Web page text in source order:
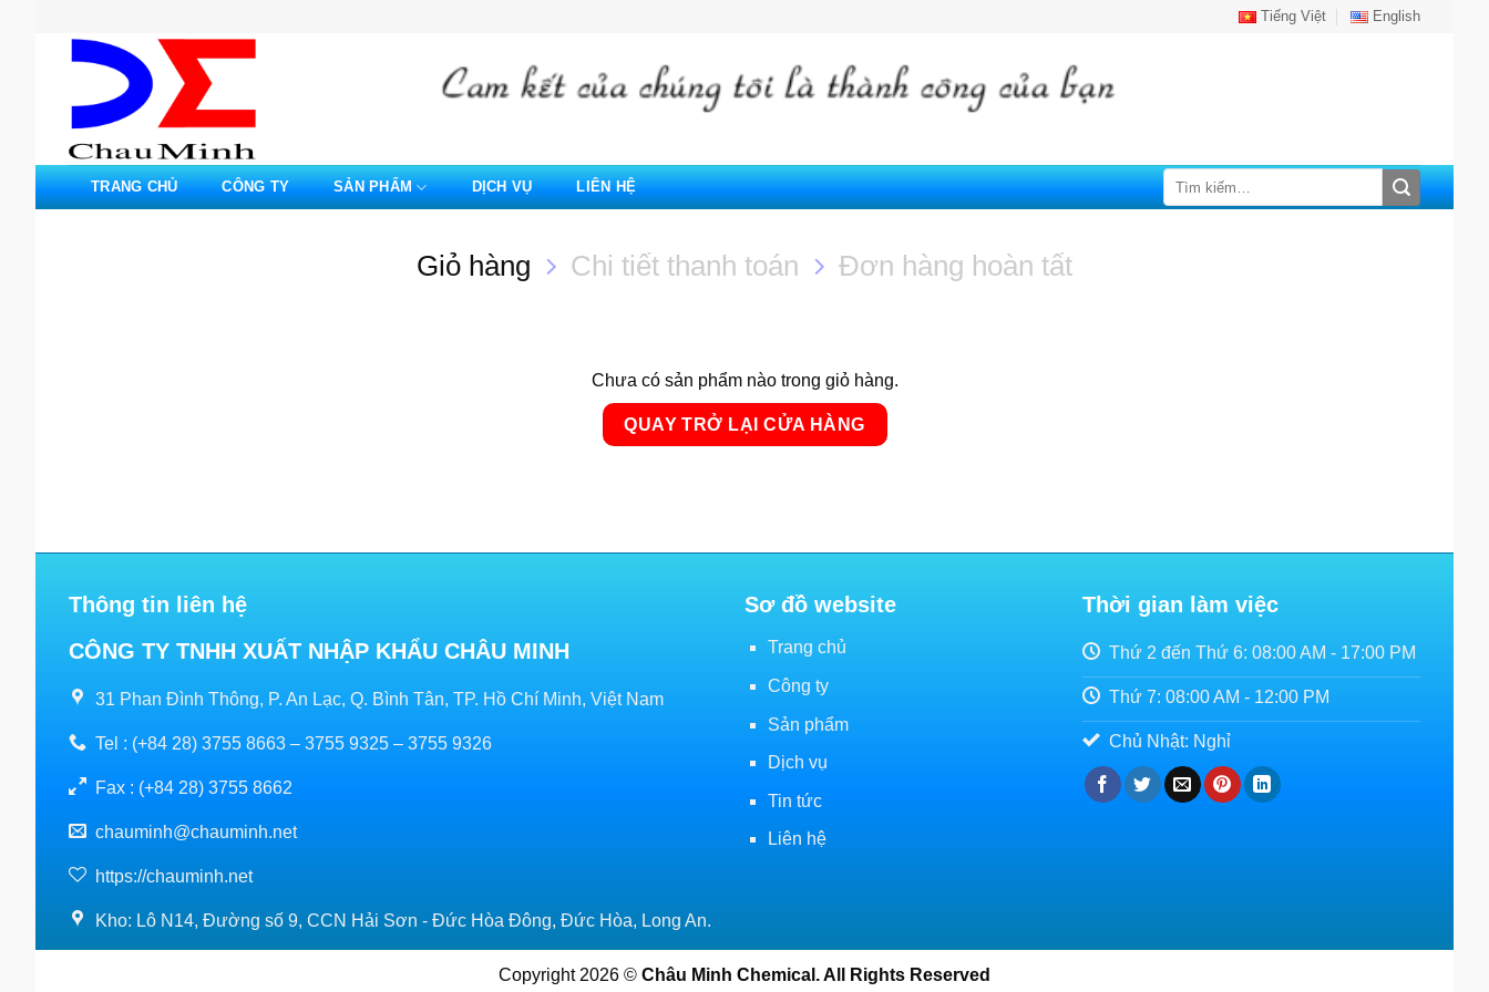
Tiếng Việt English
TRANG CHỦ CÔNG TY SẢN PHẨM DỊCH VỤ LIÊN HỆ
Tìm
kiếm:
Giỏ hàng Chi tiết thanh toán Đơn hàng hoàn tất
Chưa có sản phẩm nào trong giỏ hàng.
QUAY TRỞ LẠI CỬA HÀNG
Thông tin liên hệ
CÔNG TY TNHH XUẤT NHẬP KHẨU CHÂU MINH
31 Phan Đình Thông, P. An Lạc, Q. Bình Tân, TP. Hồ Chí Minh, Việt Nam
Tel : (+84 28) 3755 8663 – 3755 9325 – 3755 9326
Fax : (+84 28) 3755 8662
chauminh@chauminh.net
https://chauminh.net
Kho: Lô N14, Đường số 9, CCN Hải Sơn - Đức Hòa Đông, Đức Hòa, Long An.
Sơ đồ website
Trang chủ
Công ty
Sản phẩm
Dịch vụ
Tin tức
Liên hệ
Thời gian làm việc
Thứ 2 đến Thứ 6: 08:00 AM - 17:00 PM
Thứ 7: 08:00 AM - 12:00 PM
Chủ Nhật: Nghỉ
Copyright 2026 © Châu Minh Chemical. All Rights Reserved